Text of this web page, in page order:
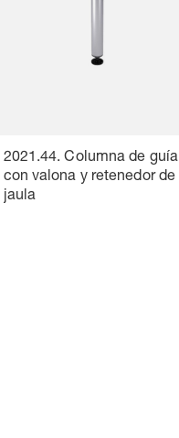
2021.44. Columna de guía
con valona y retenedor de
jaula